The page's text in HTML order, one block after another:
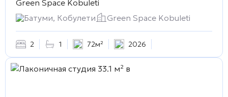
Green Space Kobuleti
Батуми, Кобулети
Green Space Kobuleti
2 1 72м² 2026